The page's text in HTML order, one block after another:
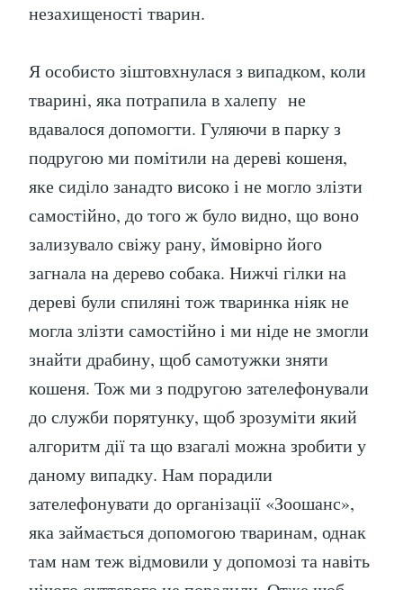
незахищеності тварин.
Я особисто зіштовхнулася з випадком, коли
тварині, яка потрапила в халепу не
вдавалося допомогти. Гуляючи в парку з
подругою ми помітили на дереві кошеня,
яке сиділо занадто високо і не могло злізти
самостійно, до того ж було видно, що воно
зализувало свіжу рану, ймовірно його
загнала на дерево собака. Нижчі гілки на
дереві були спиляні тож тваринка ніяк не
могла злізти самостійно і ми ніде не змогли
знайти драбину, щоб самотужки зняти
кошеня. Тож ми з подругою зателефонували
до служби порятунку, щоб зрозуміти який
алгоритм дії та що взагалі можна зробити у
даному випадку. Нам порадили
зателефонувати до організації «Зоошанс»,
яка займається допомогою тваринам, однак
там нам теж відмовили у допомозі та навіть